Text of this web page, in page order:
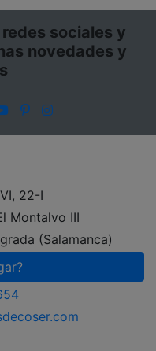
sociales y
novedades y
YouTube
PinterestInstagram
22-I
Montalvo III
(Salamanca)